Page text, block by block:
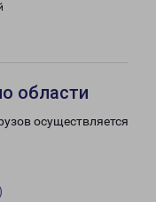
области
осуществляется